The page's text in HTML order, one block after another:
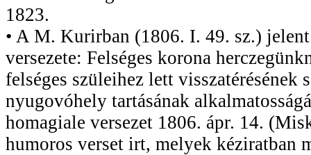
1823.
• A M. Kurirban (1806. I. 49. sz.)
versezete: Felséges korona
felséges szüleihez lett visszatérésének
nyugovóhely tartásának
homagiale versezet 1806. ápr. 14.
humoros verset irt, melyek kéziratban